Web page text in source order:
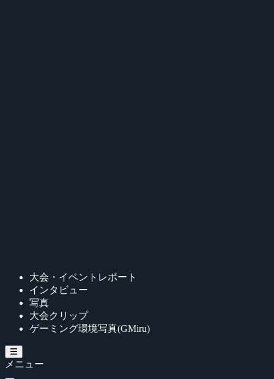
大会・イベントレポート
インタビュー
写真
大会クリップ
ゲーミング環境写真(GMiru)
メニュー